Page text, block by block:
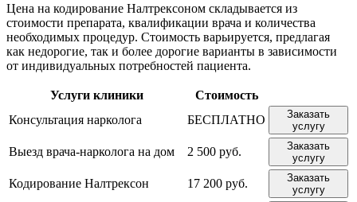
Цена на кодирование Налтрексоном складывается из
стоимости препарата, квалификации врача и количества
необходимых процедур. Стоимость варьируется, предлагая
как недорогие, так и более дорогие варианты в зависимости
от индивидуальных потребностей пациента.
Услуги клиники
Стоимость
Консультация нарколога
БЕСПЛАТНО
Заказать
услугу
Выезд врача-нарколога на дом 2 500 руб.
Заказать
услугу
Кодирование Налтрексон 17 200 руб.
Заказать
услугу